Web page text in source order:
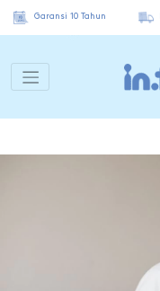
Garansi 10 Tahun